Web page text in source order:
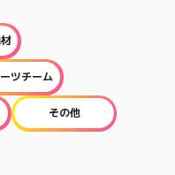
ツチーム
その他